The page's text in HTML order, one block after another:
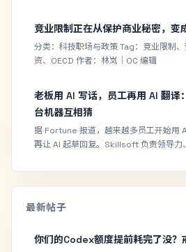
竞业限制正在从保护商业秘密，变
分类：科技职场与政策 Tag：竞业限制
资、OECD 作者：林岚｜OC 编辑
老板用 AI 写话，员工再用 AI 翻译
台机器互相猜
据 Fortune 报道，越来越多员工开始用
再让 AI 起草回复。Skillsoft 负责领导
最新帖子
你们的Codex额度提前耗完了没？